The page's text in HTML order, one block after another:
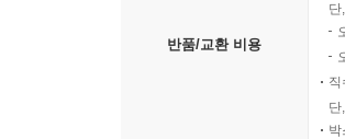
반품/교환 비용
단
직
단
박